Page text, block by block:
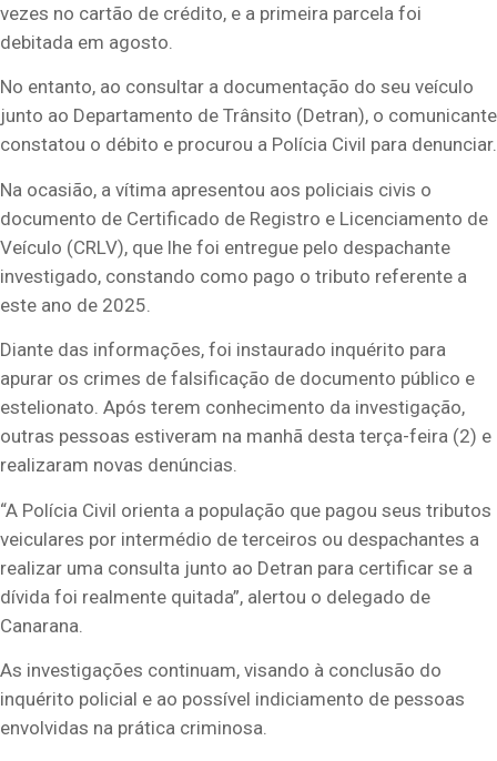
vezes no cartão de crédito, e a primeira parcela foi
debitada em agosto.
No entanto, ao consultar a documentação do seu veículo
junto ao Departamento de Trânsito (Detran), o comunicante
constatou o débito e procurou a Polícia Civil para denunciar.
Na ocasião, a vítima apresentou aos policiais civis o
documento de Certificado de Registro e Licenciamento de
Veículo (CRLV), que lhe foi entregue pelo despachante
investigado, constando como pago o tributo referente a
este ano de 2025.
Diante das informações, foi instaurado inquérito para
apurar os crimes de falsificação de documento público e
estelionato. Após terem conhecimento da investigação,
outras pessoas estiveram na manhã desta terça-feira (2) e
realizaram novas denúncias.
“A Polícia Civil orienta a população que pagou seus tributos
veiculares por intermédio de terceiros ou despachantes a
realizar uma consulta junto ao Detran para certificar se a
dívida foi realmente quitada”, alertou o delegado de
Canarana.
As investigações continuam, visando à conclusão do
inquérito policial e ao possível indiciamento de pessoas
envolvidas na prática criminosa.